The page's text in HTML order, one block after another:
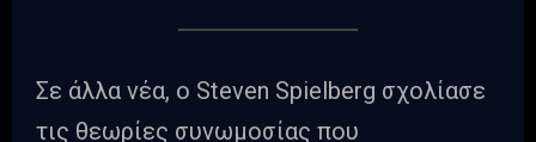
Σε άλλα νέα, ο Steven Spielberg σχολίασε
τις θεωρίες συνωμοσίας που